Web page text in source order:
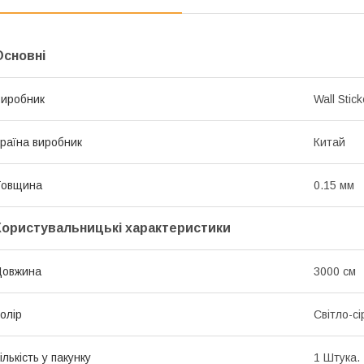
Wall
виробник Китай
0.15 мм
характеристики
3000 см
Світло-
у пакунку 1 Штука.